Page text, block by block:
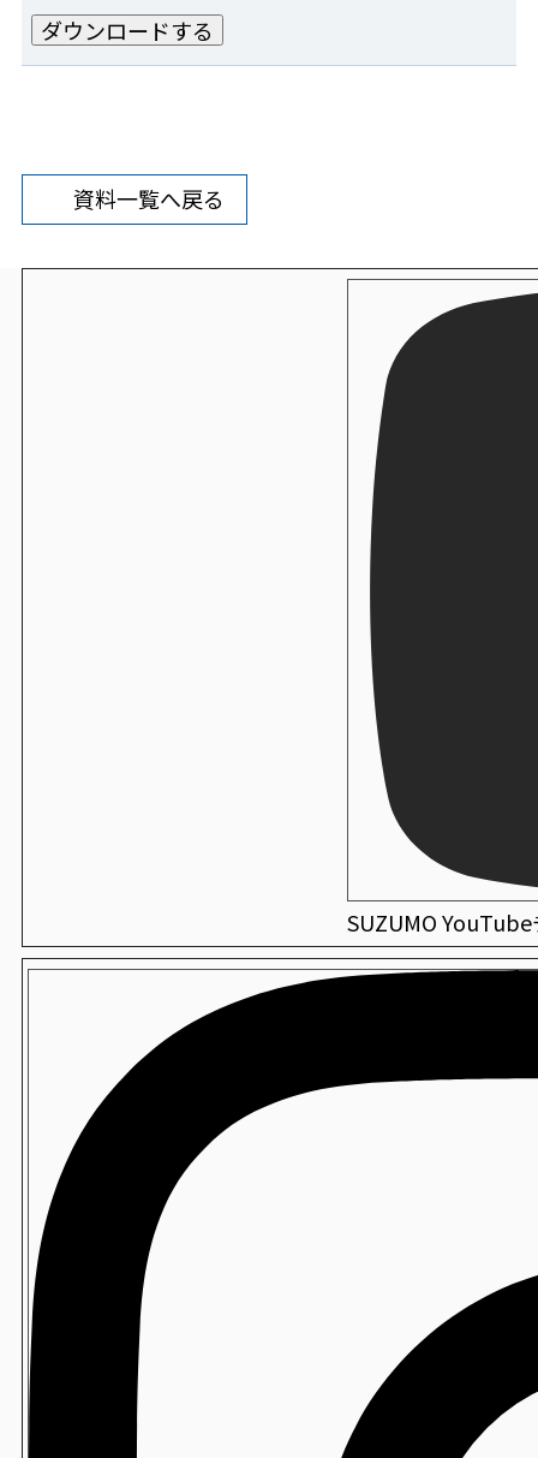
資料一覧へ戻る
SUZUMO